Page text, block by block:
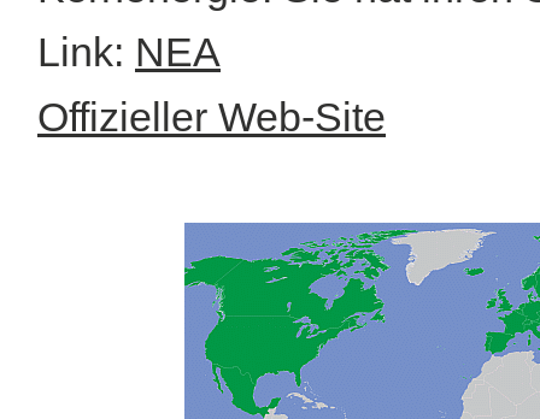
Link: NEA
Offizieller Web-Site